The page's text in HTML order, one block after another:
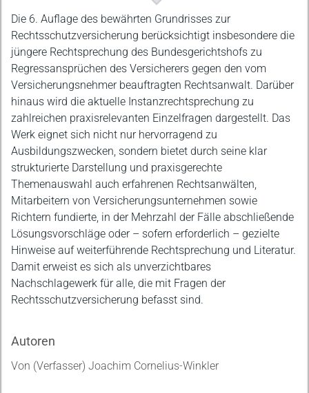
Beschreibung
Die 6. Auflage des bewährten Grundrisses zur
Rechtsschutzversicherung berücksichtigt insbesondere die
jüngere Rechtsprechung des Bundesgerichtshofs zu
Regressansprüchen des Versicherers gegen den vom
Versicherungsnehmer beauftragten Rechtsanwalt. Darüber
hinaus wird die aktuelle Instanzrechtsprechung zu
zahlreichen praxisrelevanten Einzelfragen dargestellt. Das
Werk eignet sich nicht nur hervorragend zu
Ausbildungszwecken, sondern bietet durch seine klar
strukturierte Darstellung und praxisgerechte
Themenauswahl auch erfahrenen Rechtsanwälten,
Mitarbeitern von Versicherungsunternehmen sowie
Richtern fundierte, in der Mehrzahl der Fälle abschließende
Lösungsvorschläge oder – sofern erforderlich – gezielte
Hinweise auf weiterführende Rechtsprechung und Literatur.
Damit erweist es sich als unverzichtbares
Nachschlagewerk für alle, die mit Fragen der
Rechtsschutzversicherung befasst sind.
Autoren
Von (Verfasser) Joachim Cornelius-Winkler